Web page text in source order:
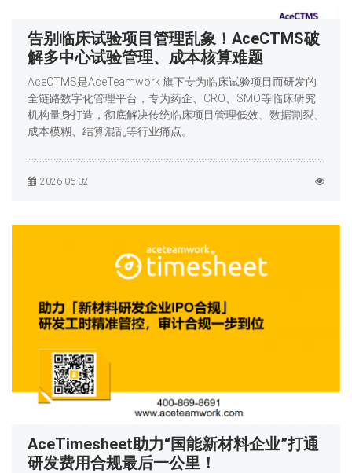
告别临床试验项目管理乱象！AceCTMS破
解多中心试验管理、成本核算难题
AceCTMS是AceTeamwork 旗下专为临床试验项目而研发的
全链路数字化管理平台，专为药企、CRO、SMO等临床研究
机构量身打造，彻底解决传统临床项目管理低效、数据割裂、
成本模糊、结算混乱等行业痛点。
2026-06-02
AceTimesheet助力“国能新材料企业”打通
研发费用合规最后一公里！